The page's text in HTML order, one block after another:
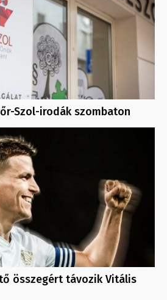
Szol-irodák szombaton
összegért távozik Vitális